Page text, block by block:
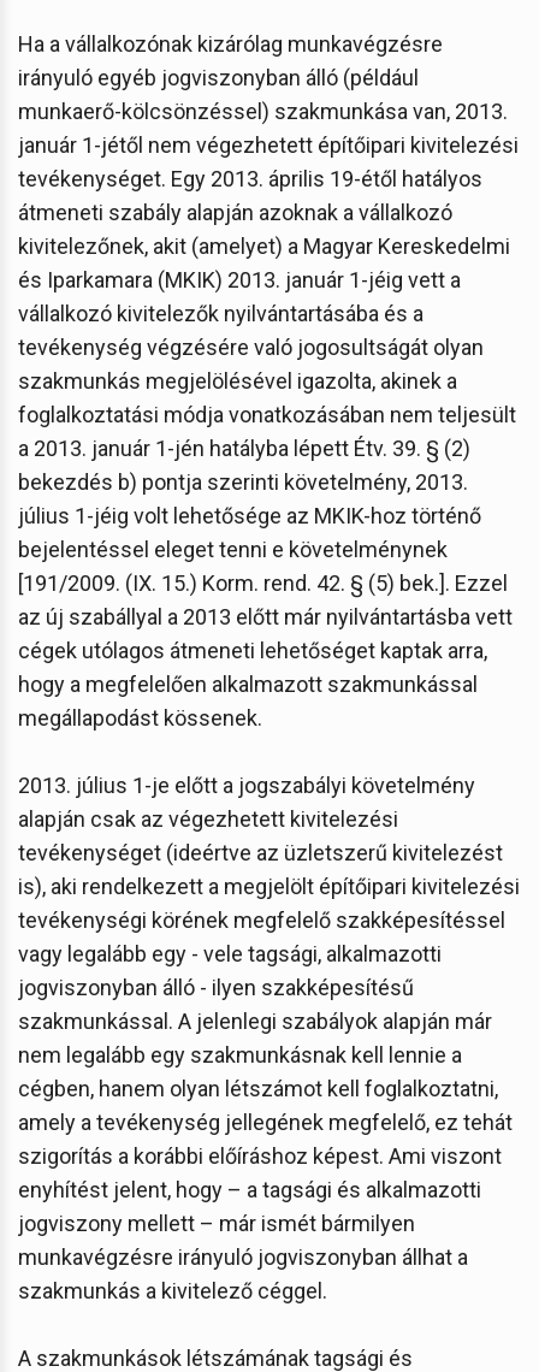
Ha a vállalkozónak kizárólag munkavégzésre
irányuló egyéb jogviszonyban álló (például
munkaerő-kölcsönzéssel) szakmunkása van, 2013.
január 1-jétől nem végezhetett építőipari kivitelezési
tevékenységet. Egy 2013. április 19-étől hatályos
átmeneti szabály alapján azoknak a vállalkozó
kivitelezőnek, akit (amelyet) a Magyar Kereskedelmi
és Iparkamara (MKIK) 2013. január 1-jéig vett a
vállalkozó kivitelezők nyilvántartásába és a
tevékenység végzésére való jogosultságát olyan
szakmunkás megjelölésével igazolta, akinek a
foglalkoztatási módja vonatkozásában nem teljesült
a 2013. január 1-jén hatályba lépett Étv. 39. § (2)
bekezdés b) pontja szerinti követelmény, 2013.
július 1-jéig volt lehetősége az MKIK-hoz történő
bejelentéssel eleget tenni e követelménynek
[191/2009. (IX. 15.) Korm. rend. 42. § (5) bek.]. Ezzel
az új szabállyal a 2013 előtt már nyilvántartásba vett
cégek utólagos átmeneti lehetőséget kaptak arra,
hogy a megfelelően alkalmazott szakmunkással
megállapodást kössenek.
2013. július 1-je előtt a jogszabályi követelmény
alapján csak az végezhetett kivitelezési
tevékenységet (ideértve az üzletszerű kivitelezést
is), aki rendelkezett a megjelölt építőipari kivitelezési
tevékenységi körének megfelelő szakképesítéssel
vagy legalább egy - vele tagsági, alkalmazotti
jogviszonyban álló - ilyen szakképesítésű
szakmunkással. A jelenlegi szabályok alapján már
nem legalább egy szakmunkásnak kell lennie a
cégben, hanem olyan létszámot kell foglalkoztatni,
amely a tevékenység jellegének megfelelő, ez tehát
szigorítás a korábbi előíráshoz képest. Ami viszont
enyhítést jelent, hogy – a tagsági és alkalmazotti
jogviszony mellett – már ismét bármilyen
munkavégzésre irányuló jogviszonyban állhat a
szakmunkás a kivitelező céggel.
A szakmunkások létszámának tagsági és